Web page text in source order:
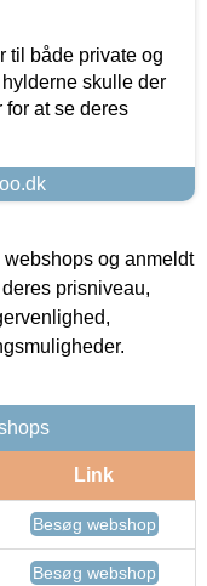
til både private og
skulle der
at se deres
og anmeldt
prisniveau,
Link
Besøg webshop
Besøg webshop